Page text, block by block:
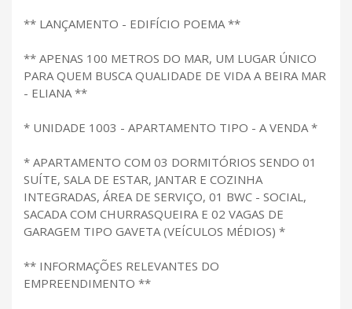
** LANÇAMENTO - EDIFÍCIO POEMA **
** APENAS 100 METROS DO MAR, UM LUGAR ÚNICO
PARA QUEM BUSCA QUALIDADE DE VIDA A BEIRA MAR
- ELIANA **
* UNIDADE 1003 - APARTAMENTO TIPO - A VENDA *
* APARTAMENTO COM 03 DORMITÓRIOS SENDO 01
SUÍTE, SALA DE ESTAR, JANTAR E COZINHA
INTEGRADAS, ÁREA DE SERVIÇO, 01 BWC - SOCIAL,
SACADA COM CHURRASQUEIRA E 02 VAGAS DE
GARAGEM TIPO GAVETA (VEÍCULOS MÉDIOS) *
** INFORMAÇÕES RELEVANTES DO
EMPREENDIMENTO **